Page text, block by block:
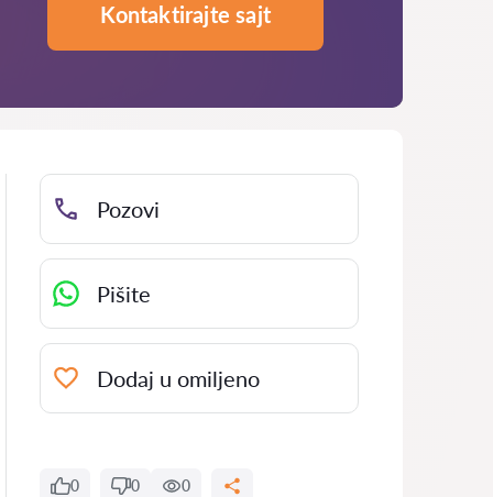
Kontaktirajte sajt
Pozovi
Pišite
Dodaj u omiljeno
0 0 0